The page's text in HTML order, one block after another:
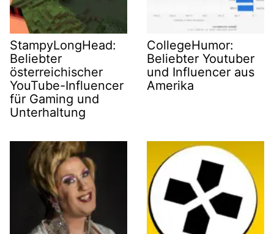
StampyLongHead:
Beliebter
österreichischer
YouTube-Influencer
für Gaming und
Unterhaltung
CollegeHumor:
Beliebter Youtuber
und Influencer aus
Amerika